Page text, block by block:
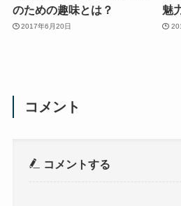
のための趣味とは？
2017年6月20日
魅
コメント
コメントする